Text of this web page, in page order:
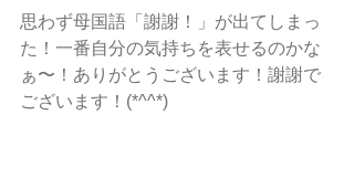
思わず母国語「謝謝！」が出てしまっ
た！一番自分の気持ちを表せるのかな
ぁ〜！ありがとうございます！謝謝で
ございます！(*^^*)